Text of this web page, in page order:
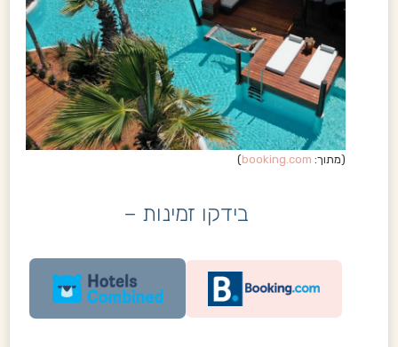
(מתוך: booking.com
)
בידקו זמינות –